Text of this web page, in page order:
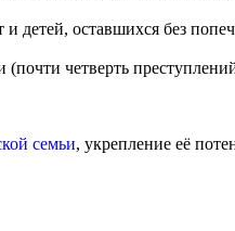
детей, оставшихся без
четверть
семьи, укрепление её